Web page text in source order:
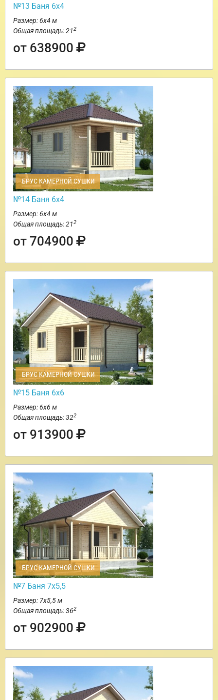
№13 Баня 6х4
Размер: 6х4 м
Общая площадь: 212
от 638900
БРУС КАМЕРНОЙ СУШКИ
№14 Баня 6х4
Размер: 6х4 м
Общая площадь: 212
от 704900
БРУС КАМЕРНОЙ СУШКИ
№15 Баня 6х6
Размер: 6х6 м
Общая площадь: 322
от 913900
БРУС КАМЕРНОЙ СУШКИ
№7 Баня 7х5,5
Размер: 7х5,5 м
Общая площадь: 362
от 902900